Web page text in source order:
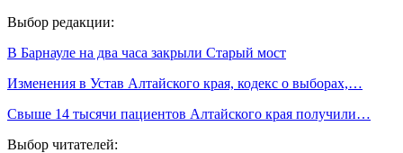
Выбор редакции:
В Барнауле на два часа закрыли Старый мост
Изменения в Устав Алтайского края, кодекс о выборах,…
Свыше 14 тысячи пациентов Алтайского края получили…
Выбор читателей: